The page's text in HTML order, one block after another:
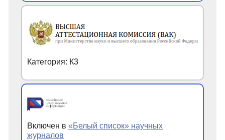
Категория: К3
Включен в «Белый список» научных
журналов